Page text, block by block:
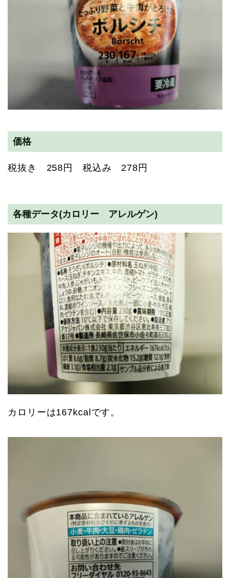
価格
税抜き 258円 税込み 278円
各種データ(カロリー アレルゲン)
カロリーは167kcalです。